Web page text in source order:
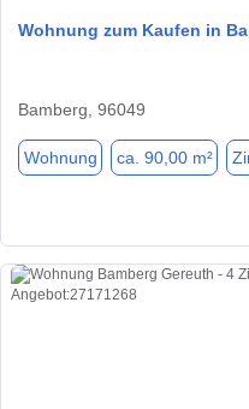
Wohnung zum Kaufen in
Bamberg, 96049
Wohnung ca. 90,00 m²